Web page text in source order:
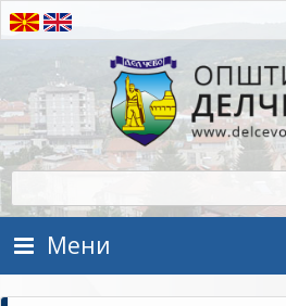
Прескокнете на содржината
Општина Делчево
Општина Делчево
Мени